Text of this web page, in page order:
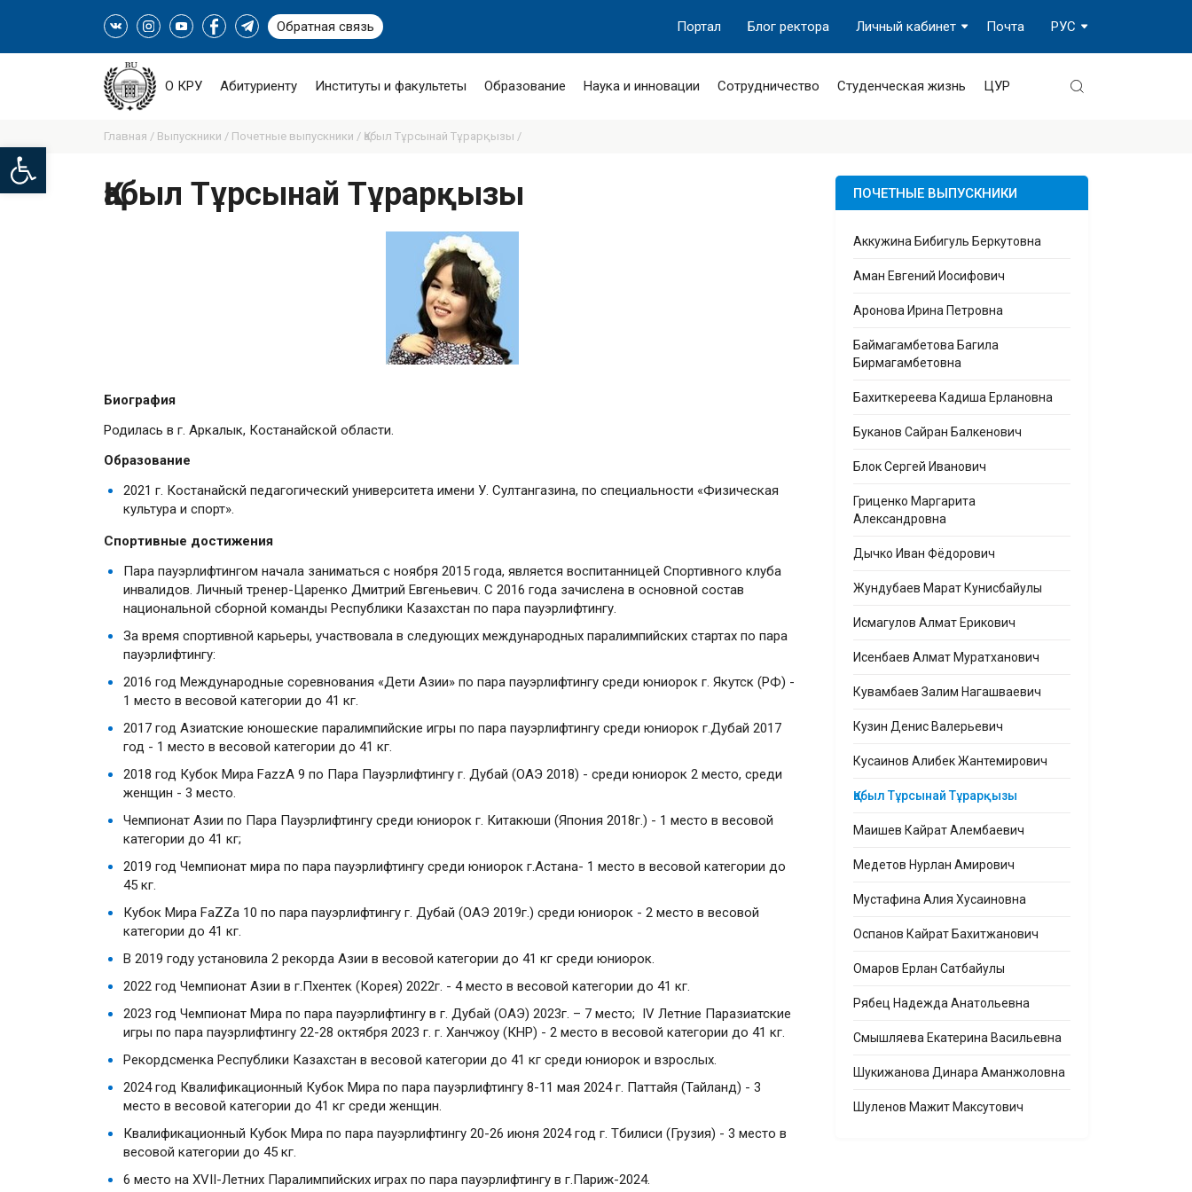
Open toolbar
Обратная связь РУС
Почта
Личный кабинет
Блог ректора
Портал
О КРУ Абитуриенту Институты и факультеты Образование Наука и инновации Сотрудничество Студенческая жизнь ЦУР
Главная / Выпускники / Почетные выпускники / Қабыл Тұрсынай Тұрарқызы /
Қабыл Тұрсынай Тұрарқызы
Биография
Родилась в г. Аркалык, Костанайской области.
Образование
2021 г. Костанайскй педагогический университета имени У. Султангазина, по специальности «Физическая
культура и спорт».
Спортивные достижения
Пара пауэрлифтингом начала заниматься с ноября 2015 года, является воспитанницей Спортивного клуба
инвалидов. Личный тренер-Царенко Дмитрий Евгеньевич. С 2016 года зачислена в основной состав
национальной сборной команды Республики Казахстан по пара пауэрлифтингу.
За время спортивной карьеры, участвовала в следующих международных паралимпийских стартах по пара
пауэрлифтингу:
2016 год Международные соревнования «Дети Азии» по пара пауэрлифтингу среди юниорок г. Якутск (РФ) -
1 место в весовой категории до 41 кг.
2017 год Азиатские юношеские паралимпийские игры по пара пауэрлифтингу среди юниорок г.Дубай 2017
год - 1 место в весовой категории до 41 кг.
2018 год Кубок Мира FazzA 9 по Пара Пауэрлифтингу г. Дубай (ОАЭ 2018) - среди юниорок 2 место, среди
женщин - 3 место.
Чемпионат Азии по Пара Пауэрлифтингу среди юниорок г. Китакюши (Япония 2018г.) - 1 место в весовой
категории до 41 кг;
2019 год Чемпионат мира по пара пауэрлифтингу среди юниорок г.Астана- 1 место в весовой категории до
45 кг.
Кубок Мира FaZZa 10 по пара пауэрлифтингу г. Дубай (ОАЭ 2019г.) среди юниорок - 2 место в весовой
категории до 41 кг.
В 2019 году установила 2 рекорда Азии в весовой категории до 41 кг среди юниорок.
2022 год Чемпионат Азии в г.Пхентек (Корея) 2022г. - 4 место в весовой категории до 41 кг.
2023 год Чемпионат Мира по пара пауэрлифтингу в г. Дубай (ОАЭ) 2023г. – 7 место; IV Летние Паразиатские
игры по пара пауэрлифтингу 22-28 октября 2023 г. г. Ханчжоу (КНР) - 2 место в весовой категории до 41 кг.
Рекордсменка Республики Казахстан в весовой категории до 41 кг среди юниорок и взрослых.
2024 год Квалификационный Кубок Мира по пара пауэрлифтингу 8-11 мая 2024 г. Паттайя (Тайланд) - 3
место в весовой категории до 41 кг среди женщин.
Квалификационный Кубок Мира по пара пауэрлифтингу 20-26 июня 2024 год г. Тбилиси (Грузия) - 3 место в
весовой категории до 45 кг.
6 место на XVII-Летних Паралимпийских играх по пара пауэрлифтингу в г.Париж-2024.
ПОЧЕТНЫЕ ВЫПУСКНИКИ
Аккужина Бибигуль Беркутовна
Аман Евгений Иосифович
Аронова Ирина Петровна
Баймагамбетова Багила
Бирмагамбетовна
Бахиткереева Кадиша Ерлановна
Буканов Сайран Балкенович
Блок Сергей Иванович
Гриценко Маргарита
Александровна
Дычко Иван Фёдорович
Жундубаев Марат Кунисбайулы
Исмагулов Алмат Ерикович
Исенбаев Алмат Муратханович
Кувамбаев Залим Нагашваевич
Кузин Денис Валерьевич
Кусаинов Алибек Жантемирович
Қабыл Тұрсынай Тұрарқызы
Маишев Кайрат Алембаевич
Медетов Нурлан Амирович
Мустафина Алия Хусаиновна
Оспанов Кайрат Бахитжанович
Омаров Ерлан Сатбайулы
Рябец Надежда Анатольевна
Смышляева Екатерина Васильевна
Шукижанова Динара Аманжоловна
Шуленов Мажит Максутович